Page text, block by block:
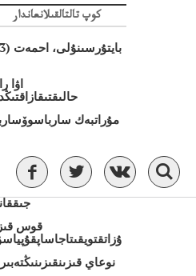
كوپ تالتالقىلانعاندار
اۋا
مۇراتبەك
قازاقستانداعى
ورىستىڭ بەس
قوس
نوعاي